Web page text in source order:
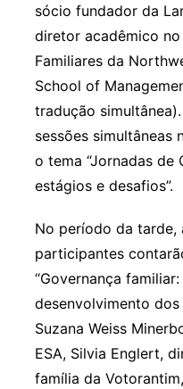
sócio fundador da
diretor acadêmico
Familiares da
School of
tradução
sessões simultâneas
o tema “Jornadas de
estágios e desafios”.
No período da tarde,
participantes
“Governança
desenvolvimento
Suzana Weiss
ESA, Silvia Englert,
família da